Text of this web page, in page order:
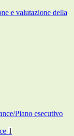
e valutazione della
Piano esecutivo
1